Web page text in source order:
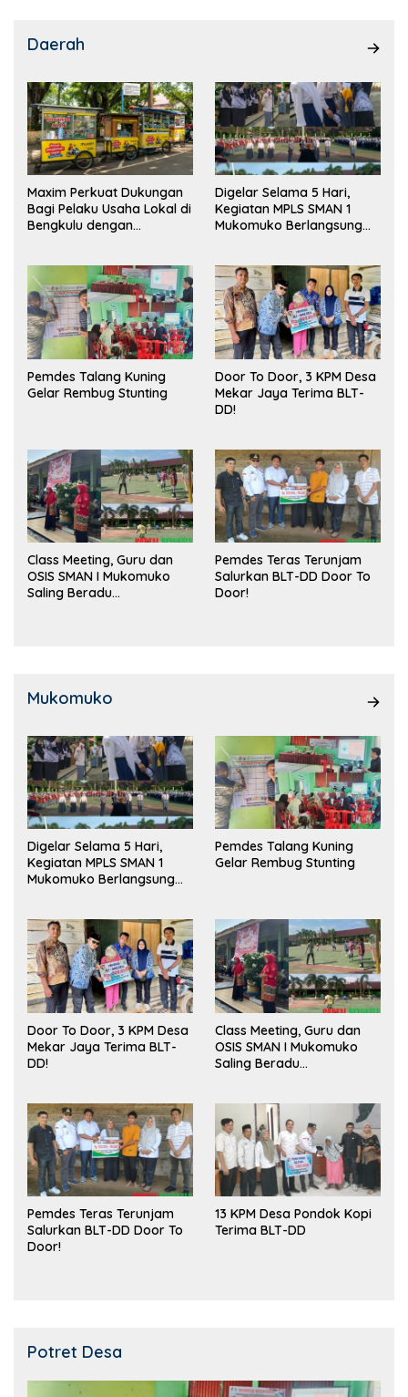
Daerah
Maxim Perkuat Dukungan
Bagi Pelaku Usaha Lokal di
Bengkulu dengan
Pasar
Digelar Selama 5 Hari,
Kegiatan MPLS SMAN 1
Mukomuko Berlangsung
Pemdes Talang Kuning
Gelar Rembug Stunting
Door To Door, 3 KPM Desa
Mekar Jaya Terima BLT-
DD!
Class Meeting, Guru dan
OSIS SMAN I Mukomuko
Saling Beradu
Pemdes Teras Terunjam
Salurkan BLT-DD Door To
Door!
Mukomuko
Digelar Selama 5 Hari,
Kegiatan MPLS SMAN 1
Mukomuko Berlangsung
Pemdes Talang Kuning
Gelar Rembug Stunting
Door To Door, 3 KPM Desa
Mekar Jaya Terima BLT-
DD!
Class Meeting, Guru dan
OSIS SMAN I Mukomuko
Saling Beradu
Pemdes Teras Terunjam
Salurkan BLT-DD Door To
Door!
13 KPM Desa Pondok Kopi
Terima BLT-DD
Potret Desa